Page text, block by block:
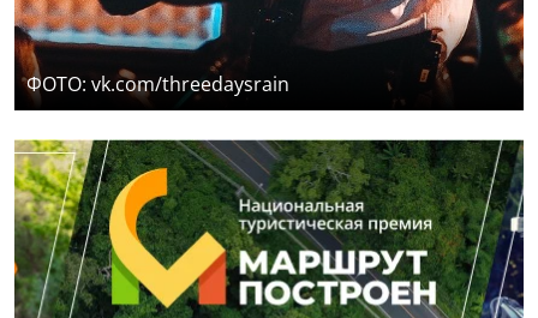
ФОТО: vk.com/threedaysrain